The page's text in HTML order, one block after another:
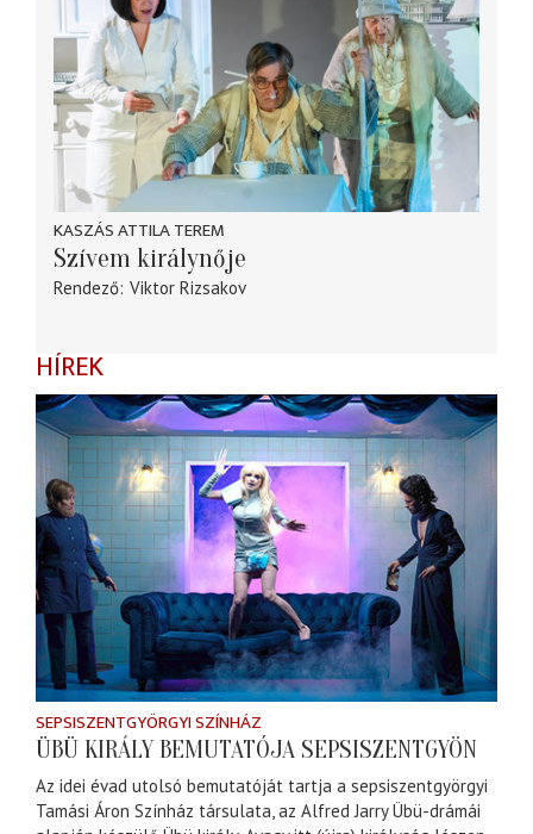
KASZÁS ATTILA TEREM
Szívem királynője
Rendező Viktor Rizsakov
HÍREK
SEPSISZENTGYÖRGYI SZÍNHÁZ
ÜBÜ KIRÁLY BEMUTATÓJA SEPSISZENTGYÖN
Az idei évad utolsó bemutatóját tartja a sepsiszentgyörgyi
Tamási Áron Színház társulata, az Alfred Jarry Übü-drámái